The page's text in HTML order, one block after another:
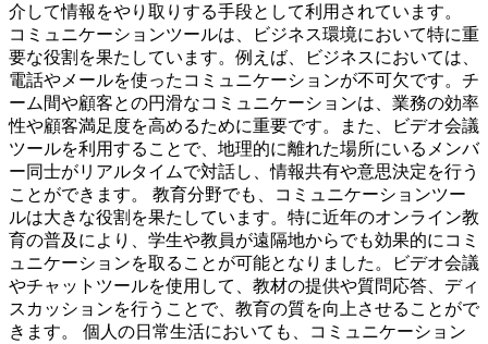
介して情報をやり取りする手段として利用されています。
コミュニケーションツールは、ビジネス環境において特に重
要な役割を果たしています。例えば、ビジネスにおいては、
電話やメールを使ったコミュニケーションが不可欠です。チ
ーム間や顧客との円滑なコミュニケーションは、業務の効率
性や顧客満足度を高めるために重要です。また、ビデオ会議
ツールを利用することで、地理的に離れた場所にいるメンバ
ー同士がリアルタイムで対話し、情報共有や意思決定を行う
ことができます。 教育分野でも、コミュニケーションツー
ルは大きな役割を果たしています。特に近年のオンライン教
育の普及により、学生や教員が遠隔地からでも効果的にコミ
ュニケーションを取ることが可能となりました。ビデオ会議
やチャットツールを使用して、教材の提供や質問応答、ディ
スカッションを行うことで、教育の質を向上させることがで
きます。 個人の日常生活においても、コミュニケーション